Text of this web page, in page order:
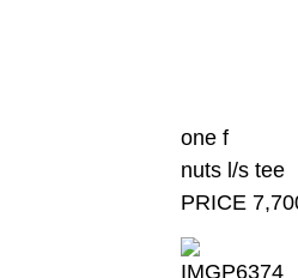
one f
nuts l/s tee
PRICE